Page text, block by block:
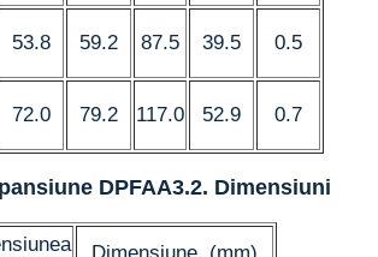
53.8 59.2 87.5 39.5 0.5
72.0 79.2 117.0 52.9 0.7
DPFAA3.2. Dimensiuni